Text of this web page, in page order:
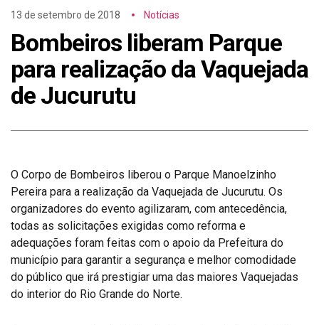
13 de setembro de 2018 Notícias
Bombeiros liberam Parque
para realização da Vaquejada
de Jucurutu
O Corpo de Bombeiros liberou o Parque Manoelzinho
Pereira para a realização da Vaquejada de Jucurutu. Os
organizadores do evento agilizaram, com antecedência,
todas as solicitações exigidas como reforma e
adequações foram feitas com o apoio da Prefeitura do
município para garantir a segurança e melhor comodidade
do público que irá prestigiar uma das maiores Vaquejadas
do interior do Rio Grande do Norte.